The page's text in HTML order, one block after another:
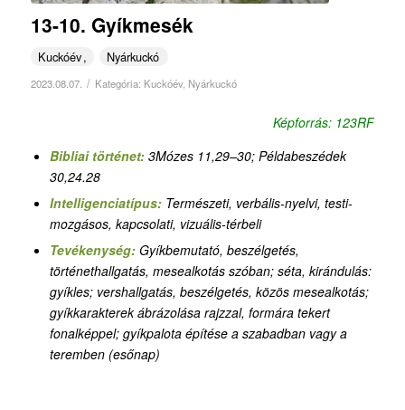
13-10. Gyíkmesék
Kuckóév Nyárkuckó
2023.08.07. / Kategória: Kuckóév, Nyárkuckó
Képforrás: 123RF
Bibliai történet:3Mózes 11,29–30; Példabeszédek
30,24.28
Intelligenciatípus: Természeti, verbális-nyelvi, testi-
mozgásos, kapcsolati, vizuális-térbeli
Tevékenység: Gyíkbemutató, beszélgetés,
történethallgatás, mesealkotás szóban; séta, kirándulás:
gyíkles; vershallgatás, beszélgetés, közös mesealkotás;
gyíkkarakterek ábrázolása rajzzal, formára tekert
fonalképpel; gyíkpalota építése a szabadban vagy a
teremben (esőnap)